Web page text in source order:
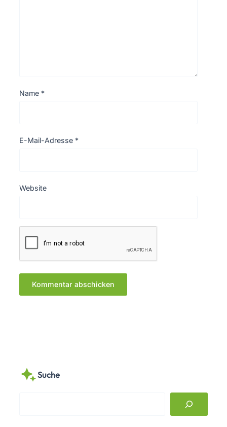
Name *
E-Mail-Adresse *
Website
Suche